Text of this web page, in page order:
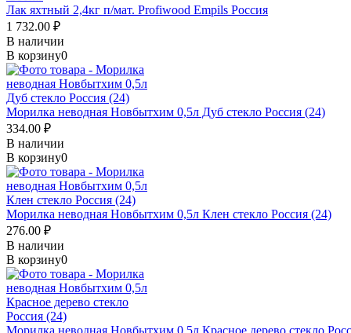
Лак яхтный 2,4кг п/мат. Profiwood Empils Россия
1 732.00 ₽
В наличии
В корзину0
Морилка неводная Новбытхим 0,5л Дуб стекло Россия (24)
334.00 ₽
В наличии
В корзину0
Морилка неводная Новбытхим 0,5л Клен стекло Россия (24)
276.00 ₽
В наличии
В корзину0
Морилка неводная Новбытхим 0,5л Красное дерево стекло